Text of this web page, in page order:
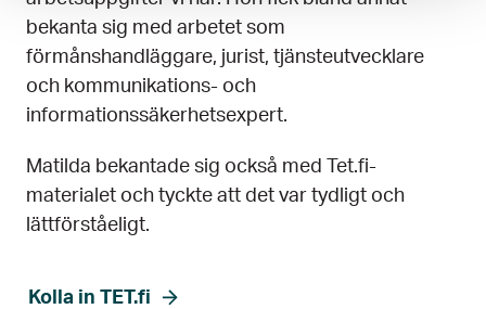
bekanta sig med arbetet som
förmånshandläggare, jurist, tjänsteutvecklare
och kommunikations- och
informationssäkerhetsexpert.
Matilda bekantade sig också med Tet.fi-
materialet och tyckte att det var tydligt och
lättförståeligt.
Kolla in TET.fi